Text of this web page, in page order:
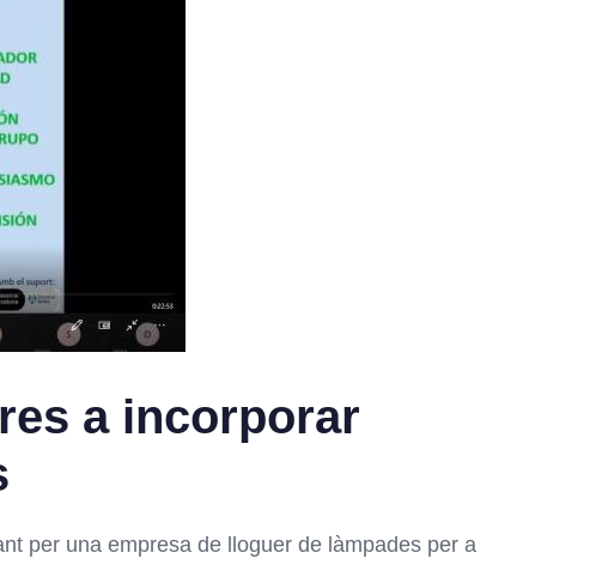
a incorporar
per una empresa de lloguer de làmpades per a